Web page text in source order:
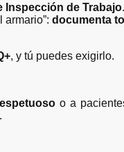
Inspección de Trabajo
documenta
, y tú puedes exigirlo.
o a